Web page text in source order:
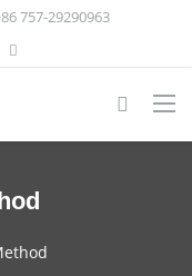
757-29290963